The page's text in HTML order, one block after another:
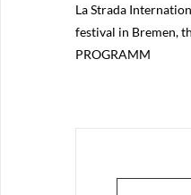
La Strada
festival in Bremen,
PROGRAMM